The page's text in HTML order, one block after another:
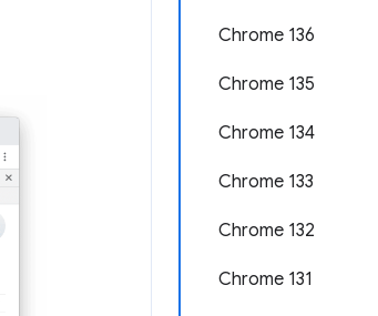
Chrome 136
Chrome 135
Chrome 134
Chrome 133
Chrome 132
Chrome 131